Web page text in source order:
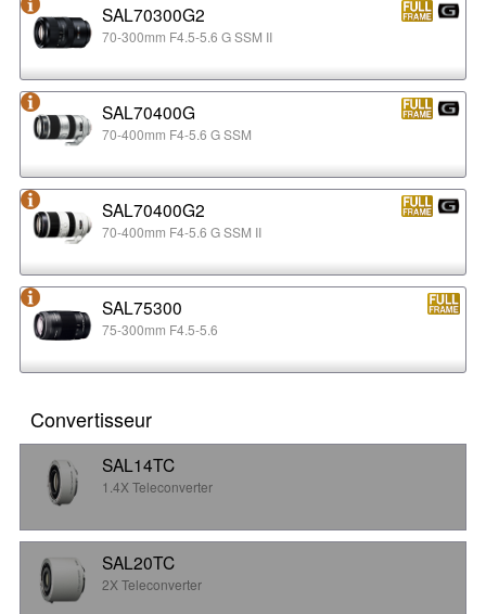
SAL70300G2
70-300mm F4.5-5.6 G SSM II
SAL70400G
70-400mm F4-5.6 G SSM
SAL70400G2
70-400mm F4-5.6 G SSM II
SAL75300
75-300mm F4.5-5.6
Convertisseur
SAL14TC
1.4X Teleconverter
SAL20TC
2X Teleconverter